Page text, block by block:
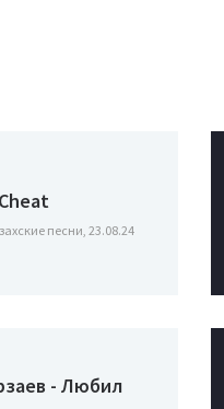
песни, 23.08.24
- Любил